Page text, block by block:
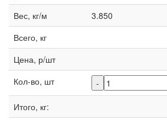
Вес, кг/м
3.850
Всего, кг
Цена, р/шт
Кол-во, шт
-
Итого, кг: